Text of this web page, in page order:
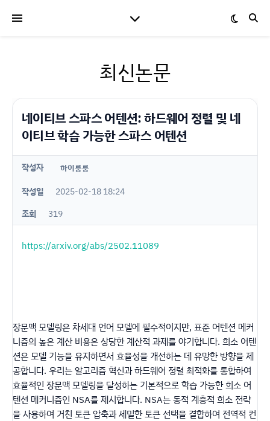
최신논문
네이티브 스파스 어텐션: 하드웨어 정렬 및 네
이티브 학습 가능한 스파스 어텐션
작성자 하이룽룽
작성일
2025-02-18 18:24
조회
319
https://arxiv.org/abs/2502.11089
장문맥 모델링은 차세대 언어 모델에 필수적이지만, 표준 어텐션 메커
니즘의 높은 계산 비용은 상당한 계산적 과제를 야기합니다. 희소 어텐
션은 모델 기능을 유지하면서 효율성을 개선하는 데 유망한 방향을 제
공합니다. 우리는 알고리즘 혁신과 하드웨어 정렬 최적화를 통합하여
효율적인 장문맥 모델링을 달성하는 기본적으로 학습 가능한 희소 어
텐션 메커니즘인 NSA를 제시합니다. NSA는 동적 계층적 희소 전략
을 사용하여 거친 토큰 압축과 세밀한 토큰 선택을 결합하여 전역적 컨